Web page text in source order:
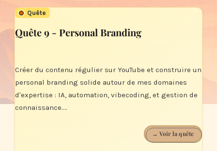
Quête
Quête 9 - Personal Branding
Créer du contenu régulier sur YouTube et construire un
personal branding solide autour de mes domaines
d'expertise : IA, automation, vibecoding, et gestion de
connaissance....
→ Voir la quête